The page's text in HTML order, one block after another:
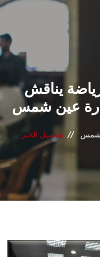
الرئيسيـة
عن الجامعة
القطاعـات
الشئون الأكاديمية
البحث العلمي
الرعاية الصحية
المراكز والوحدات
الأنظمة الذكية
تواصل معنا
يناقش
عين شمس
شمس تفاصيل الخبر